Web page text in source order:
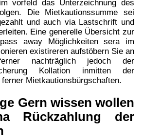
vorfeld das Unterzeichnung des
Die Mietkautionssumme sei
und auch via Lastschrift und
Eine generelle Übersicht zur
away Möglichkeiten sera im
existireren aufstöbern Sie an
nachträglich jedoch der
Kollation inmitten der
Mietkautionsbürgschaften.
Gern wissen wollen
Rückzahlung der